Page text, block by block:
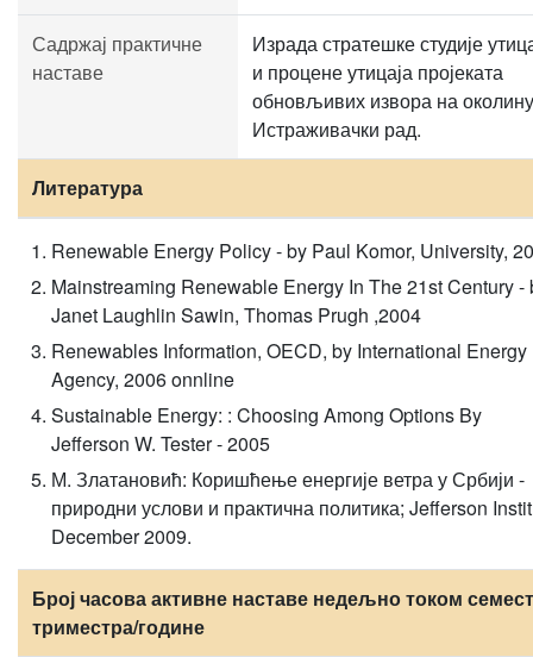
Садржај практичне
наставе
Израда стратешке студије
и процене утицаја пројеката
обновљивих извора на
Истраживачки рад.
Литература
Renewable Energy Policy - by Paul Komor, University,
Mainstreaming Renewable Energy In The 21st Century -
Janet Laughlin Sawin, Thomas Prugh ,2004
Renewables Information, OECD, by International Energy
Agency, 2006 onnline
Sustainable Energy: : Choosing Among Options By
Jefferson W. Tester - 2005
М. Златановић: Коришћење енергије ветра у Србији -
природни услови и практична политика; Jefferson
December 2009.
Број часова активне наставе недељно током
триместра/године